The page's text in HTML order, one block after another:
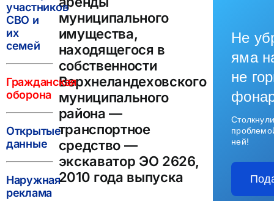
муниципального
имущества,
находящегося в
собственности
Верхнеландеховского
муниципального
района —
транспортное
средство —
экскаватор ЭО 2626,
2010 года выпуска
участников
СВО и
их
семей
Гражданская
оборона
Открытые
данные
Наружная
реклама
Не
яма
не
ней!